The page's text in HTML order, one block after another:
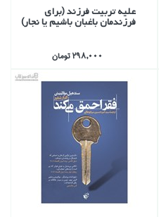
عليه تربيت فرزند (براي
فرزندمان باغبان باشيم يا نجار)
298,000 تومان